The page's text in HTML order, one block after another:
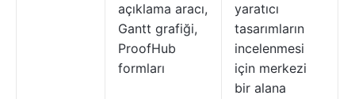
açıklama aracı,
Gantt grafiği,
ProofHub
formları
yaratıcı
tasarımların
incelenmesi
için merkezi
bir alana